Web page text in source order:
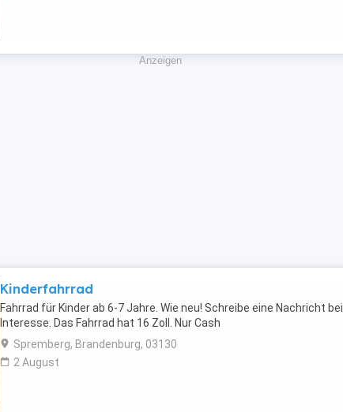
Anzeigen
Kinderfahrrad
Fahrrad für Kinder ab 6-7 Jahre. Wie neu! Schreibe eine Nachricht bei
Interesse. Das Fahrrad hat 16 Zoll. Nur Cash
Spremberg, Brandenburg, 03130
2 August